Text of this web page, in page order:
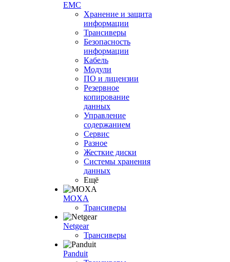
EMC
Хранение и защита
информации
Трансиверы
Безопасность
информации
Кабель
Модули
ПО и лицензии
Резервное
копирование
данных
Управление
содержанием
Сервис
Разное
Жесткие диски
Системы хранения
данных
Ещё
MOXA
Трансиверы
Netgear
Трансиверы
Panduit